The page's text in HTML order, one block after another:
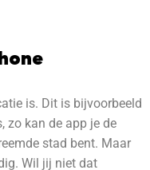
is. Dit is bijvoorbeeld
zo kan de app je de
stad bent. Maar
Wil jij niet dat